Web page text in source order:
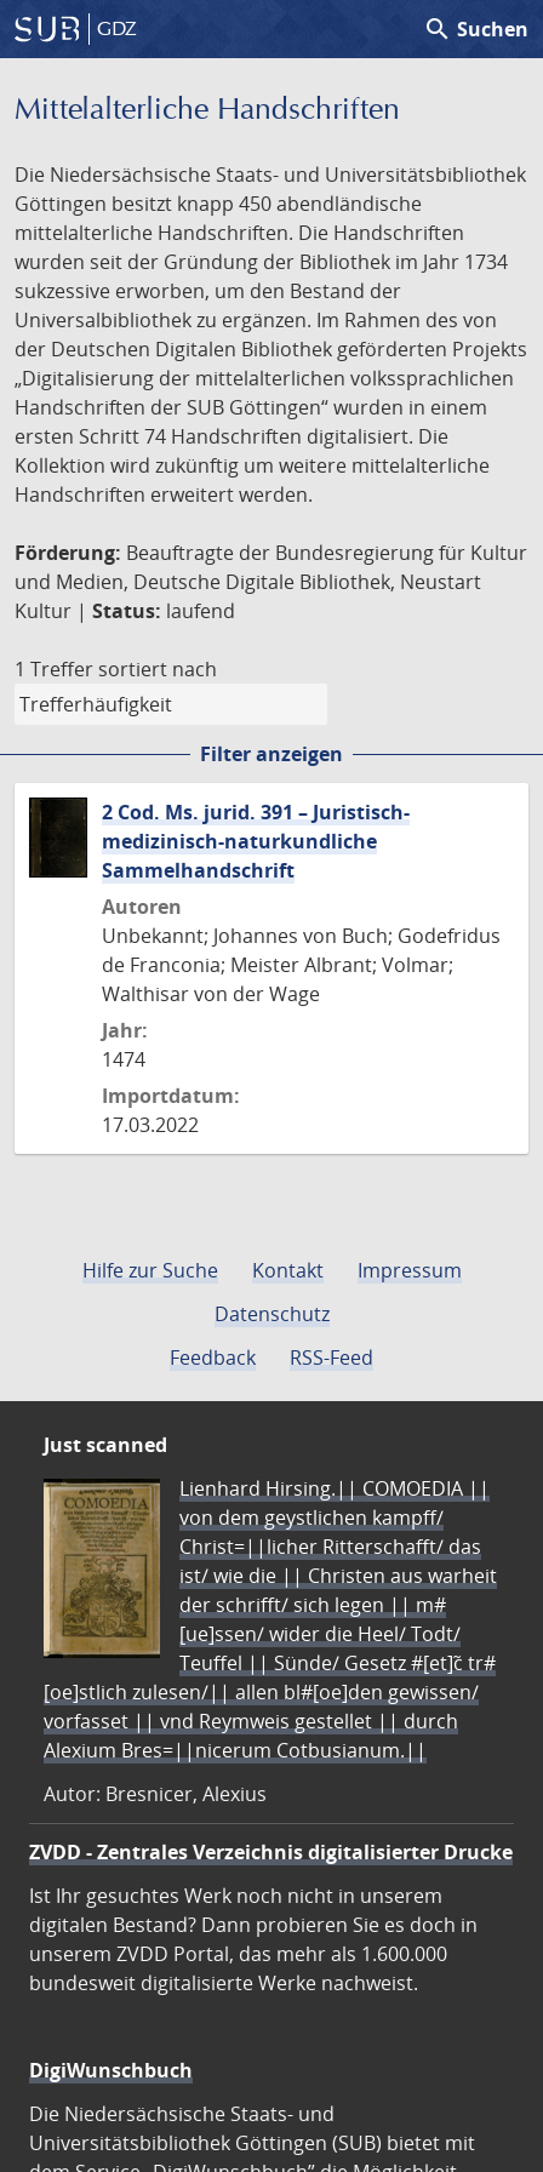
GDZ search Suchen
Mittelalterliche Handschriften
Die Niedersächsische Staats- und Universitätsbibliothek
Göttingen besitzt knapp 450 abendländische
mittelalterliche Handschriften. Die Handschriften
wurden seit der Gründung der Bibliothek im Jahr 1734
sukzessive erworben, um den Bestand der
Universalbibliothek zu ergänzen. Im Rahmen des von
der Deutschen Digitalen Bibliothek geförderten Projekts
„Digitalisierung der mittelalterlichen volkssprachlichen
Handschriften der SUB Göttingen“ wurden in einem
ersten Schritt 74 Handschriften digitalisiert. Die
Kollektion wird zukünftig um weitere mittelalterliche
Handschriften erweitert werden.
Förderung: Beauftragte der Bundesregierung für Kultur
und Medien, Deutsche Digitale Bibliothek, Neustart
Kultur | Status: laufend
1 Treffer sortiert nach
Filter anzeigen
2 Cod. Ms. jurid. 391 – Juristisch-
medizinisch-naturkundliche
Sammelhandschrift
Autoren
Unbekannt; Johannes von Buch; Godefridus
de Franconia; Meister Albrant; Volmar;
Walthisar von der Wage
Jahr:
1474
Importdatum:
17.03.2022
Hilfe zur Suche Kontakt
Impressum
Datenschutz
Feedback
RSS-Feed
Just scanned
Lienhard Hirsing.|| COMOEDIA ||
von dem geystlichen kampff/
Christ=||licher Ritterschafft/ das
ist/ wie die || Christen aus warheit
der schrifft/ sich legen || m#
[ue]ssen/ wider die Heel/ Todt/
Teuffel || Sünde/ Gesetz #[et]c̃ tr#
[oe]stlich zulesen/|| allen bl#[oe]den gewissen/
vorfasset || vnd Reymweis gestellet || durch
Alexium Bres=||nicerum Cotbusianum.||
Autor: Bresnicer, Alexius
ZVDD - Zentrales Verzeichnis digitalisierter Drucke
Ist Ihr gesuchtes Werk noch nicht in unserem
digitalen Bestand? Dann probieren Sie es doch in
unserem ZVDD Portal, das mehr als 1.600.000
bundesweit digitalisierte Werke nachweist.
DigiWunschbuch
Die Niedersächsische Staats- und
Universitätsbibliothek Göttingen (SUB) bietet mit